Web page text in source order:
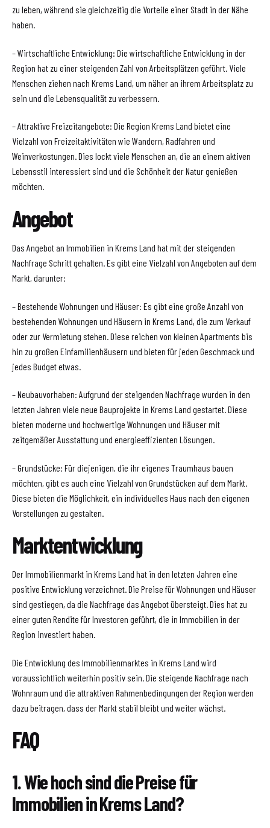
zu leben, während sie gleichzeitig die Vorteile einer Stadt in der Nähe
haben.
– Wirtschaftliche Entwicklung: Die wirtschaftliche Entwicklung in der
Region hat zu einer steigenden Zahl von Arbeitsplätzen geführt. Viele
Menschen ziehen nach Krems Land, um näher an ihrem Arbeitsplatz zu
sein und die Lebensqualität zu verbessern.
– Attraktive Freizeitangebote: Die Region Krems Land bietet eine
Vielzahl von Freizeitaktivitäten wie Wandern, Radfahren und
Weinverkostungen. Dies lockt viele Menschen an, die an einem aktiven
Lebensstil interessiert sind und die Schönheit der Natur genießen
möchten.
Angebot
Das Angebot an Immobilien in Krems Land hat mit der steigenden
Nachfrage Schritt gehalten. Es gibt eine Vielzahl von Angeboten auf dem
Markt, darunter:
– Bestehende Wohnungen und Häuser: Es gibt eine große Anzahl von
bestehenden Wohnungen und Häusern in Krems Land, die zum Verkauf
oder zur Vermietung stehen. Diese reichen von kleinen Apartments bis
hin zu großen Einfamilienhäusern und bieten für jeden Geschmack und
jedes Budget etwas.
– Neubauvorhaben: Aufgrund der steigenden Nachfrage wurden in den
letzten Jahren viele neue Bauprojekte in Krems Land gestartet. Diese
bieten moderne und hochwertige Wohnungen und Häuser mit
zeitgemäßer Ausstattung und energieeffizienten Lösungen.
– Grundstücke: Für diejenigen, die ihr eigenes Traumhaus bauen
möchten, gibt es auch eine Vielzahl von Grundstücken auf dem Markt.
Diese bieten die Möglichkeit, ein individuelles Haus nach den eigenen
Vorstellungen zu gestalten.
Marktentwicklung
Der Immobilienmarkt in Krems Land hat in den letzten Jahren eine
positive Entwicklung verzeichnet. Die Preise für Wohnungen und Häuser
sind gestiegen, da die Nachfrage das Angebot übersteigt. Dies hat zu
einer guten Rendite für Investoren geführt, die in Immobilien in der
Region investiert haben.
Die Entwicklung des Immobilienmarktes in Krems Land wird
voraussichtlich weiterhin positiv sein. Die steigende Nachfrage nach
Wohnraum und die attraktiven Rahmenbedingungen der Region werden
dazu beitragen, dass der Markt stabil bleibt und weiter wächst.
FAQ
1. Wie hoch sind die Preise für
Immobilien in Krems Land?